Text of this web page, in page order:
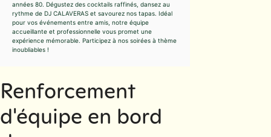
années 80. Dégustez des cocktails raffinés, dansez au
rythme de DJ CALAVERAS et savourez nos tapas. Idéal
pour vos événements entre amis, notre équipe
accueillante et professionnelle vous promet une
expérience mémorable. Participez à nos soirées à thème
inoubliables !
Renforcement
d'équipe en bord